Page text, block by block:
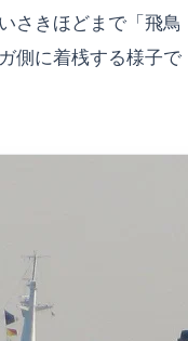
さきほどまで「飛鳥
側に着桟する様子で